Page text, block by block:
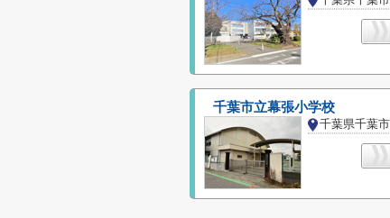
千葉市立幕張小学校